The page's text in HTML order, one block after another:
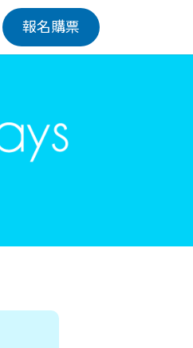
報名購票